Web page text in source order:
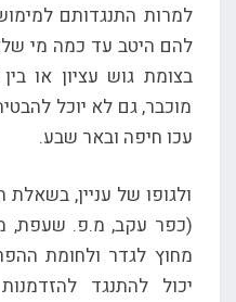
למרות התנגדותם
להם היטב עד כמה מי
בצומת גוש עציון או
מוכבר, גם לא יוכל
עכו חיפה ובאר שבע.
ולגופו של עניין, בשאלת
(כפר עקב, מ.פ. שעפת,
מחוץ לגדר ולחומת
יכול להתנגד